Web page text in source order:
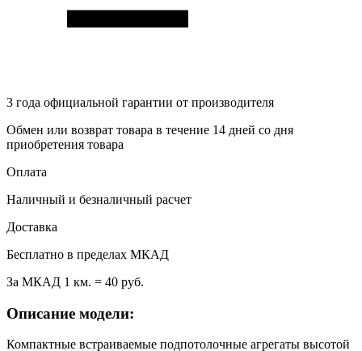
3 года официальной гарантии от производителя
Обмен или возврат товара в течение 14 дней со дня
приобретения товара
Оплата
Наличный и безналичный расчет
Доставка
Бесплатно в пределах МКАД
За МКАД 1 км. = 40 руб.
Описание модели:
Компактные встраиваемые подпотолочные агрегаты высотой